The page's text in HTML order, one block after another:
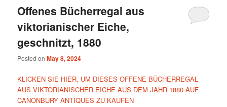
Offenes Bücherregal aus
viktorianischer Eiche,
geschnitzt, 1880
Posted onMay 8, 2024
KLICKEN SIE HIER, UM DIESES OFFENE BÜCHERREGAL
AUS VIKTORIANISCHER EICHE AUS DEM JAHR 1880 AUF
CANONBURY ANTIQUES ZU KAUFEN